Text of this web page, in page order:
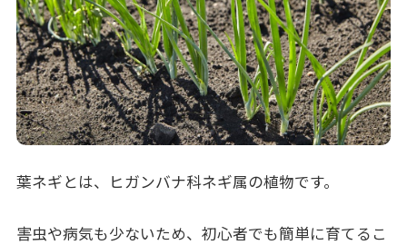
葉ネギとは、ヒガンバナ科ネギ属の植物です。
害虫や病気も少ないため、初心者でも簡単に育てるこ